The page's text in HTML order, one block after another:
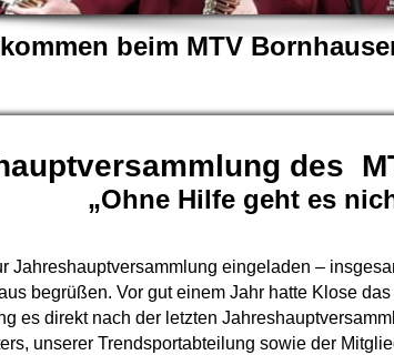
beim MTV
des
„Ohne Hilfe geht es
Jahreshauptversammlung eingeladen –
begrüßen. Vor gut einem Jahr hatte Klose
es direkt nach der letzten
unserer Trendsportabteilung sowie der